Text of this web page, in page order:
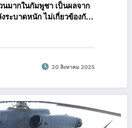
มากในกัมพูชา เป็นผลจาก
ระบาดหนัก ไม่เกี่ยวข้องกับ
20 สิงหาคม 2025